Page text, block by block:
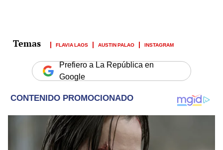
FLAVIA LAOS AUSTIN PALAO INSTAGRAM
Prefiero a La República en
Google